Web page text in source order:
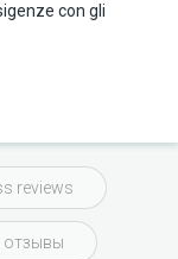
con gli
reviews
отзывы